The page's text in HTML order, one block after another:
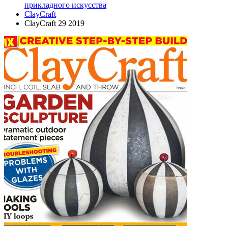
прикладного искусства
ClayCraft
ClayCraft 29 2019